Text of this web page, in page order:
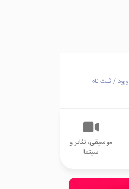
ورود / ثبت نام
موسیقی، تئاتر و
سینما